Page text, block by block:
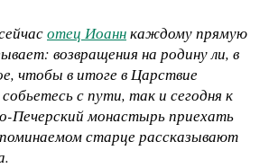
отец Иоаннкаждому прямую
возвращения на родину ли, в
чтобы в итоге в Царствие
с пути, так и сегодня к
Печерский монастырь приехать
старце рассказывают